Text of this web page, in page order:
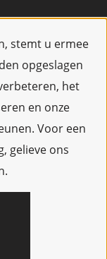
stemt u ermee
opgeslagen
het
en onze
Voor een
gelieve ons